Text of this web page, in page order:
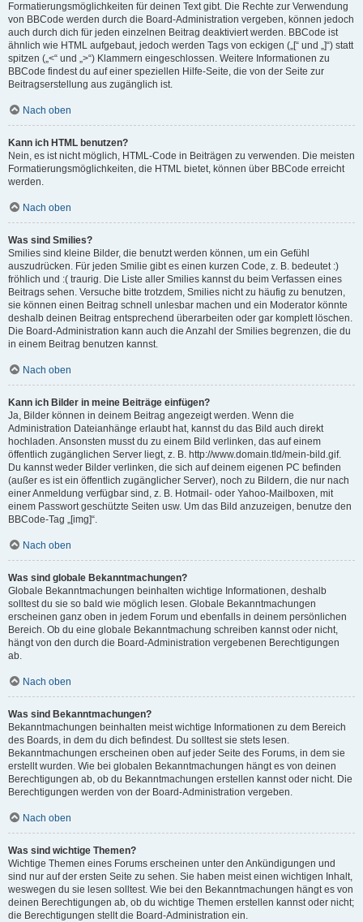
Formatierungsmöglichkeiten für deinen Text gibt. Die Rechte zur Verwendung
von BBCode werden durch die Board-Administration vergeben, können jedoch
auch durch dich für jeden einzelnen Beitrag deaktiviert werden. BBCode ist
ähnlich wie HTML aufgebaut, jedoch werden Tags von eckigen („[“ und „]“) statt
spitzen („<“ und „>“) Klammern eingeschlossen. Weitere Informationen zu
BBCode findest du auf einer speziellen Hilfe-Seite, die von der Seite zur
Beitragserstellung aus zugänglich ist.
Nach oben
Kann ich HTML benutzen?
Nein, es ist nicht möglich, HTML-Code in Beiträgen zu verwenden. Die meisten
Formatierungsmöglichkeiten, die HTML bietet, können über BBCode erreicht
werden.
Nach oben
Was sind Smilies?
Smilies sind kleine Bilder, die benutzt werden können, um ein Gefühl
auszudrücken. Für jeden Smilie gibt es einen kurzen Code, z. B. bedeutet :)
fröhlich und :( traurig. Die Liste aller Smilies kannst du beim Verfassen eines
Beitrags sehen. Versuche bitte trotzdem, Smilies nicht zu häufig zu benutzen,
sie können einen Beitrag schnell unlesbar machen und ein Moderator könnte
deshalb deinen Beitrag entsprechend überarbeiten oder gar komplett löschen.
Die Board-Administration kann auch die Anzahl der Smilies begrenzen, die du
in einem Beitrag benutzen kannst.
Nach oben
Kann ich Bilder in meine Beiträge einfügen?
Ja, Bilder können in deinem Beitrag angezeigt werden. Wenn die
Administration Dateianhänge erlaubt hat, kannst du das Bild auch direkt
hochladen. Ansonsten musst du zu einem Bild verlinken, das auf einem
öffentlich zugänglichen Server liegt, z. B. http://www.domain.tld/mein-bild.gif.
Du kannst weder Bilder verlinken, die sich auf deinem eigenen PC befinden
(außer es ist ein öffentlich zugänglicher Server), noch zu Bildern, die nur nach
einer Anmeldung verfügbar sind, z. B. Hotmail- oder Yahoo-Mailboxen, mit
einem Passwort geschützte Seiten usw. Um das Bild anzuzeigen, benutze den
BBCode-Tag „[img]“.
Nach oben
Was sind globale Bekanntmachungen?
Globale Bekanntmachungen beinhalten wichtige Informationen, deshalb
solltest du sie so bald wie möglich lesen. Globale Bekanntmachungen
erscheinen ganz oben in jedem Forum und ebenfalls in deinem persönlichen
Bereich. Ob du eine globale Bekanntmachung schreiben kannst oder nicht,
hängt von den durch die Board-Administration vergebenen Berechtigungen
ab.
Nach oben
Was sind Bekanntmachungen?
Bekanntmachungen beinhalten meist wichtige Informationen zu dem Bereich
des Boards, in dem du dich befindest. Du solltest sie stets lesen.
Bekanntmachungen erscheinen oben auf jeder Seite des Forums, in dem sie
erstellt wurden. Wie bei globalen Bekanntmachungen hängt es von deinen
Berechtigungen ab, ob du Bekanntmachungen erstellen kannst oder nicht. Die
Berechtigungen werden von der Board-Administration vergeben.
Nach oben
Was sind wichtige Themen?
Wichtige Themen eines Forums erscheinen unter den Ankündigungen und
sind nur auf der ersten Seite zu sehen. Sie haben meist einen wichtigen Inhalt,
weswegen du sie lesen solltest. Wie bei den Bekanntmachungen hängt es von
deinen Berechtigungen ab, ob du wichtige Themen erstellen kannst oder nicht;
die Berechtigungen stellt die Board-Administration ein.